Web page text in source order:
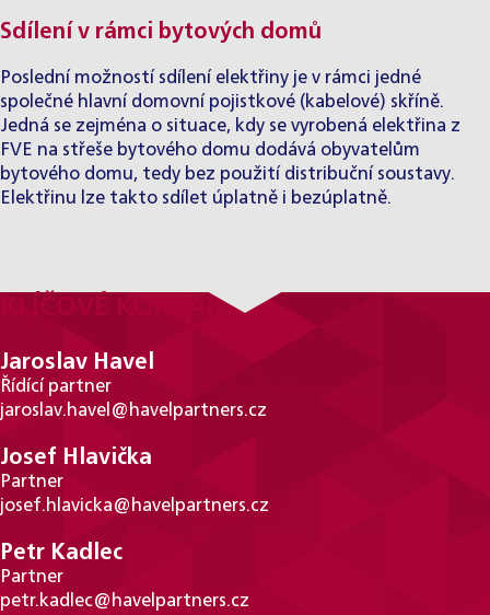
Sdílení v rámci bytových domů
Poslední možností sdílení elektřiny je v rámci jedné
společné hlavní domovní pojistkové (kabelové) skříně.
Jedná se zejména o situace, kdy se vyrobená elektřina z
FVE na střeše bytového domu dodává obyvatelům
bytového domu, tedy bez použití distribuční soustavy.
Elektřinu lze takto sdílet úplatně i bezúplatně.
KLÍČOVÉ KONTAKTY
Jaroslav Havel
Řídící partner
jaroslav.havel@havelpartners.cz
Josef Hlavička
Partner
josef.hlavicka@havelpartners.cz
Petr Kadlec
Partner
petr.kadlec@havelpartners.cz